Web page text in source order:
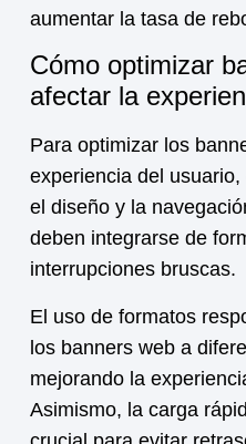
aumentar la tasa de
Cómo optimizar
afectar la
Para optimizar los
experiencia del
el diseño y la
deben integrarse de
interrupciones bruscas.
El uso de formatos
los banners web a
mejorando la
Asimismo, la carga